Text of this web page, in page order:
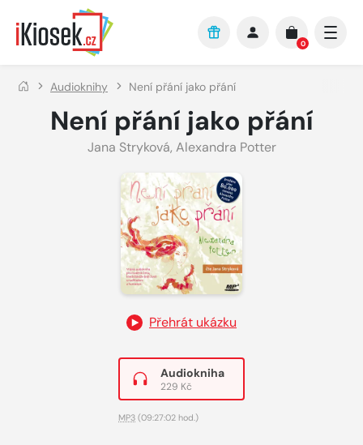
Přejít na hlavní obsah
0
Audioknihy Není přání jako přání
Není přání jako přání
Jana Stryková, Alexandra Potter
Přehrát ukázku
Audiokniha
229 Kč
MP3 (09:27:02 hod.)